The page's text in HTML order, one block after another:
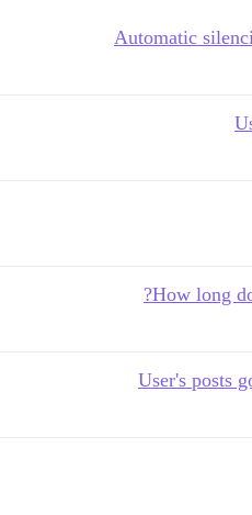
Automatic
How long
User's posts